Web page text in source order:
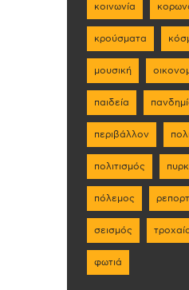
κοινωνία
κρούσματα
μουσική
παιδεία
περιβάλλον
πολιτισμός
πόλεμος
σεισμός
φωτιά